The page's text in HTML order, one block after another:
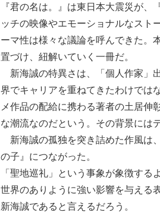
『君の名は。』は東日本大震災が
ッチの映像やエモーショナルなスト
ーマ性は様々な議論を呼んできた。
置づけ、紐解いていく一冊だ。
新海誠の特異さは、「個人作家」
界でキャリアを重ねてきたわけでは
メ作品の配給に携わる著者の土居伸
な潮流なのだという。その背景には
新海誠の孤独を突き詰めた作風は
の子』につながった。
「聖地巡礼」という事象が象徴す
世界のありように強い影響を与える
新海誠であると言えるだろう。